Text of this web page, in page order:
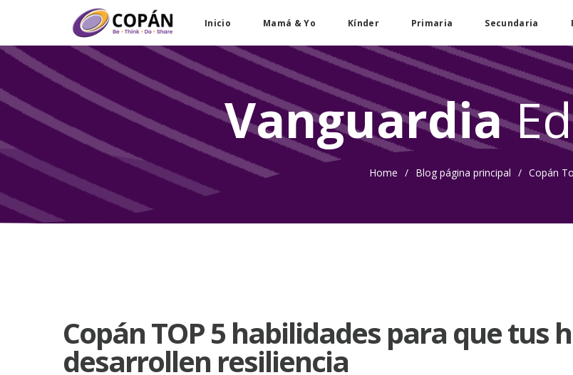
Inicio Mamá & Yo Kínder Primaria Secundaria
Vanguardia
Home / Blog página principal / Copán
Copán TOP 5 habilidades para que tus
desarrollen resiliencia